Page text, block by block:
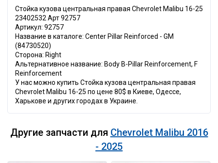
Стойка кузова центральная правая Chevrolet Malibu 16-25
23402532 Арт 92757
Артикул: 92757
Название в каталоге: Center Pillar Reinforced - GM
(84730520)
Сторона: Right
Альтернативное название: Body B-Pillar Reinforcement, F
Reinforcement
У нас можно купить Стойка кузова центральная правая
Chevrolet Malibu 16-25 по цене 80$ в Киеве, Одессе,
Харькове и других городах в Украине.
Другие запчасти для Chevrolet Malibu 2016
- 2025